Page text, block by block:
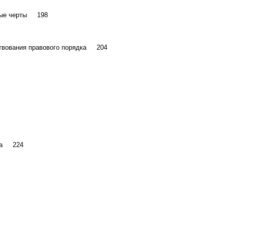
черты 198
правового порядка 204
224